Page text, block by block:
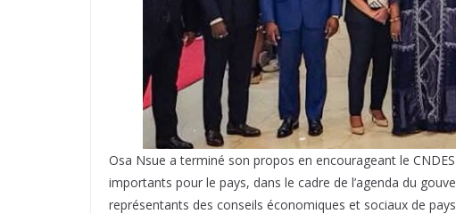
Osa Nsue a terminé son propos en encourageant le
importants pour le pays, dans le cadre de l’agenda du
représentants des conseils économiques et sociaux de